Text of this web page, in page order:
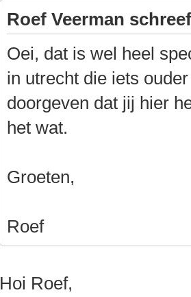
Roef Veerman
Oei, dat is wel heel
in utrecht die iets
doorgeven dat jij hier
het wat.
Groeten,
Roef
Hoi Roef,